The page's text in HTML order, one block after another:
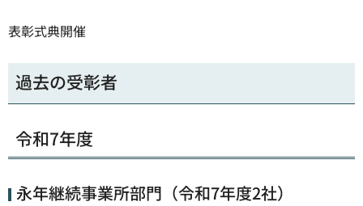
表彰式典開催
過去の受彰者
令和7年度
永年継続事業所部門（令和7年度2社）